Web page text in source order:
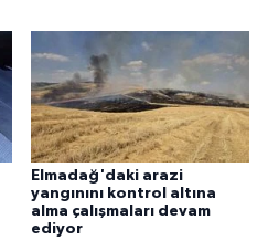
Elmadağ'daki arazi
yangınını kontrol altına
alma çalışmaları devam
ediyor